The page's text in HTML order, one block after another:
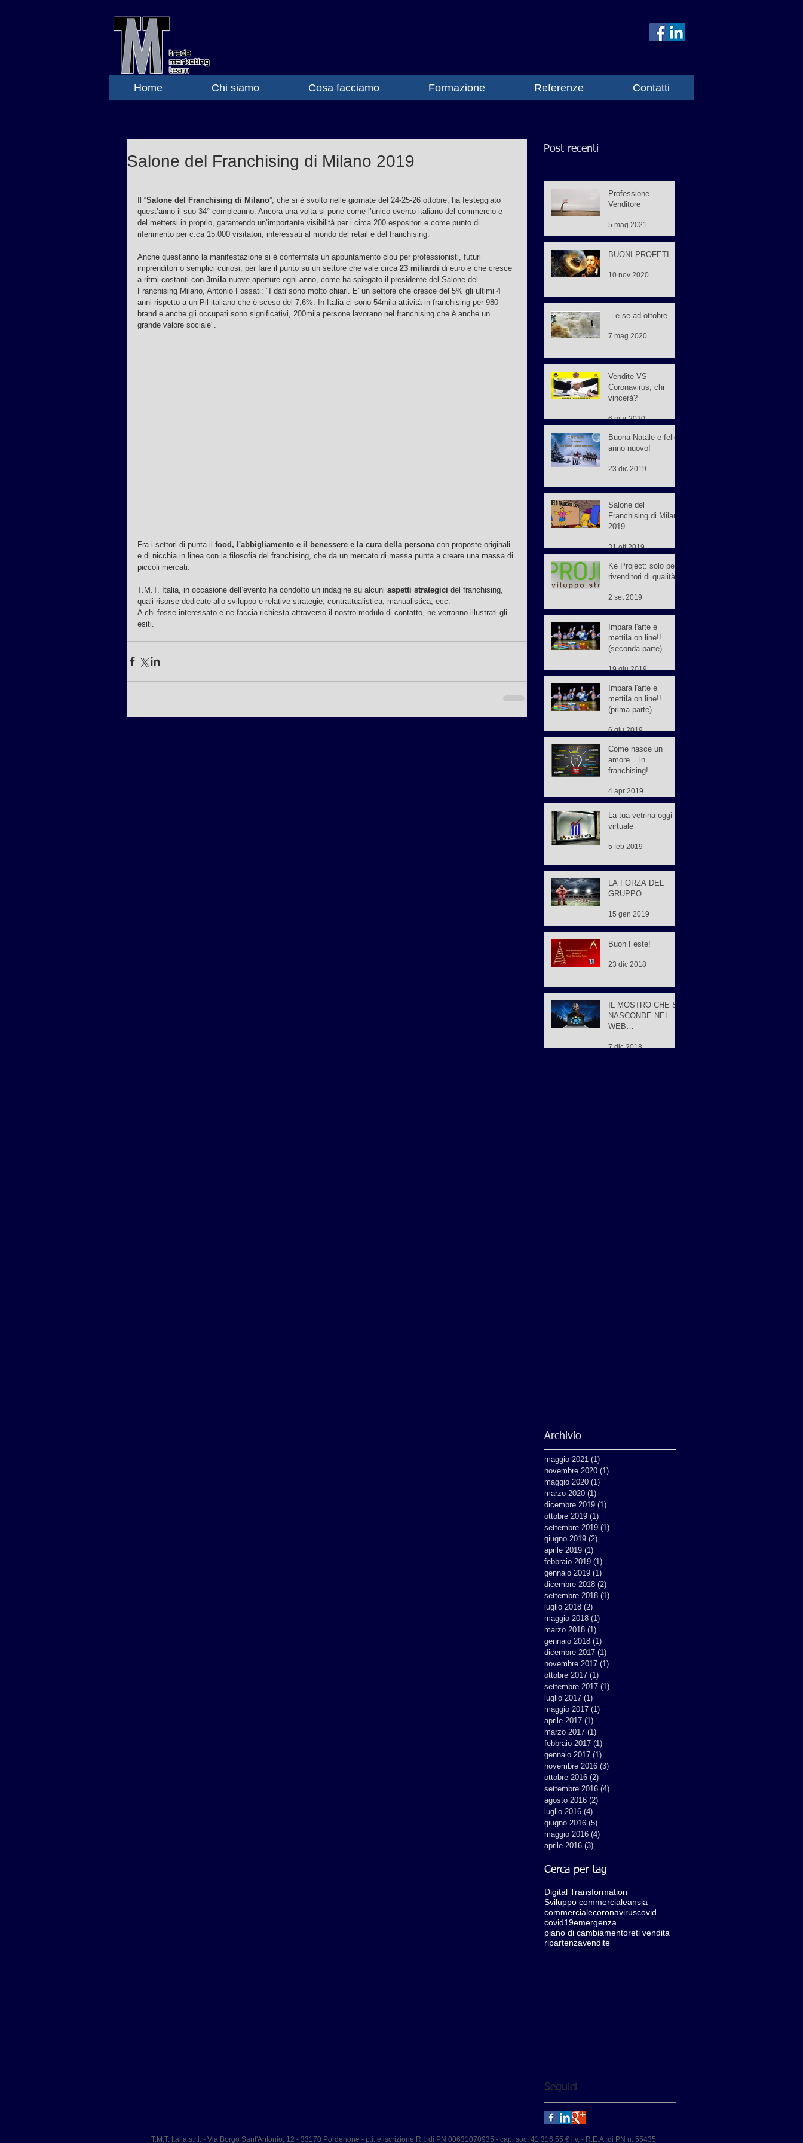
Home Chi siamo Cosa facciamo Formazione Referenze Contatti
Salone del Franchising di Milano 2019
Il “Salone del Franchising di Milano”, che si è svolto nelle giornate del 24-25-26 ottobre, ha festeggiato
quest’anno il suo 34° compleanno. Ancora una volta si pone come l’unico evento italiano del commercio e
del mettersi in proprio, garantendo un’importante visibilità per i circa 200 espositori e come punto di
riferimento per c.ca 15.000 visitatori, interessati al mondo del retail e del franchising.
Anche quest'anno la manifestazione si è confermata un appuntamento clou per professionisti, futuri
imprenditori o semplici curiosi, per fare il punto su un settore che vale circa 23 miliardi di euro e che cresce
a ritmi costanti con 3mila nuove aperture ogni anno, come ha spiegato il presidente del Salone del
Franchising Milano, Antonio Fossati: "I dati sono molto chiari. E' un settore che cresce del 5% gli ultimi 4
anni rispetto a un Pil italiano che è sceso del 7,6%. In Italia ci sono 54mila attività in franchising per 980
brand e anche gli occupati sono significativi, 200mila persone lavorano nel franchising che è anche un
grande valore sociale".
Fra i settori di punta il food, l'abbigliamento e il benessere e la cura della persona con proposte originali
e di nicchia in linea con la filosofia del franchising, che da un mercato di massa punta a creare una massa di
piccoli mercati.
T.M.T. Italia, in occasione dell’evento ha condotto un indagine su alcuni aspetti strategici del franchising,
quali risorse dedicate allo sviluppo e relative strategie, contrattualistica, manualistica, ecc.
A chi fosse interessato e ne faccia richiesta attraverso il nostro modulo di contatto, ne verranno illustrati gli
esiti.
Post recenti
Professione
Venditore
5 mag 2021
BUONI PROFETI
10 nov 2020
...e se ad ottobre...
7 mag 2020
Vendite VS
Coronavirus, chi
vincerà?
6 mar 2020
Buona Natale e felice
anno nuovo!
23 dic 2019
Salone del
Franchising di Milano
2019
31 ott 2019
Ke Project: solo per
rivenditori di qualità
2 set 2019
Impara l'arte e
mettila on line!!
(seconda parte)
19 giu 2019
Impara l'arte e
mettila on line!!
(prima parte)
6 giu 2019
Come nasce un
amore....in
franchising!
4 apr 2019
La tua vetrina oggi è
virtuale
5 feb 2019
LA FORZA DEL
GRUPPO
15 gen 2019
Buon Feste!
23 dic 2018
IL MOSTRO CHE SI
NASCONDE NEL
WEB
7 dic 2018
Archivio
maggio 2021 (1)
novembre 2020 (1)
maggio 2020 (1)
marzo 2020 (1)
dicembre 2019 (1)
ottobre 2019 (1)
settembre 2019 (1)
giugno 2019 (2)
aprile 2019 (1)
febbraio 2019 (1)
gennaio 2019 (1)
dicembre 2018 (2)
settembre 2018 (1)
luglio 2018 (2)
maggio 2018 (1)
marzo 2018 (1)
gennaio 2018 (1)
dicembre 2017 (1)
novembre 2017 (1)
ottobre 2017 (1)
settembre 2017 (1)
luglio 2017 (1)
maggio 2017 (1)
aprile 2017 (1)
marzo 2017 (1)
febbraio 2017 (1)
gennaio 2017 (1)
novembre 2016 (3)
ottobre 2016 (2)
settembre 2016 (4)
agosto 2016 (2)
luglio 2016 (4)
giugno 2016 (5)
maggio 2016 (4)
aprile 2016 (3)
Cerca per tag
Digital Transformation
Sviluppo commercialeansia
commercialecoronaviruscovid
covid19emergenza
piano di cambiamentoreti vendita
ripartenzavendite
Seguici
T.M.T. Italia s.r.l. - Via Borgo Sant'Antonio, 12 - 33170 Pordenone - p.i. e iscrizione R.I. di PN 00631070935 - cap. soc. 41.316,55 € i.v. - R.E.A. di PN n. 55435